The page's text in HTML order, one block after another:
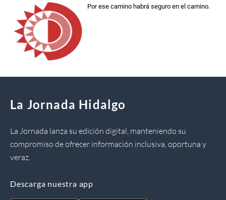
Por ese camino habrá seguro en el camino.
La Jornada Hidalgo
La Jornada lanza su edición digital, manteniendo su
compromiso de ofrecer información inclusiva, oportuna y
veraz.
Descarga nuestra app